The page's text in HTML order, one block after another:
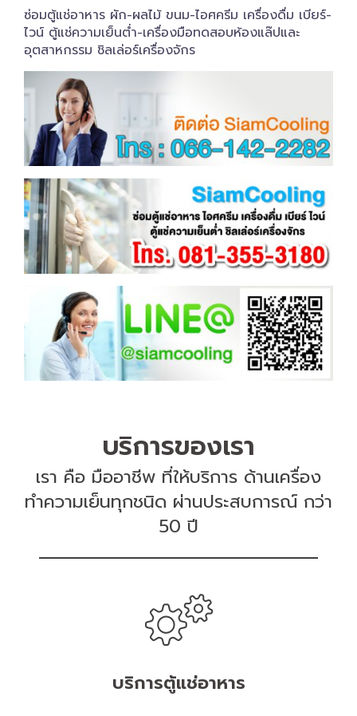
ซ่อมตู้แช่อาหาร ผัก-ผลไม้ ขนม-ไอศครีม เครื่องดื่ม เบียร์-
ไวน์ ตู้แช่ความเย็นต่ำ-เครื่องมือทดสอบห้องแล๊ปและ
อุตสาหกรรม ชิลเล่อร์เครื่อง​จักร
บริการของเรา
เรา คือ มืออาชีพ ที่ให้บริการ ด้านเครื่อง
ทำความเย็นทุกชนิด ผ่านประสบการณ์ กว่า
50 ปี
บริการตู้แช่อาหาร